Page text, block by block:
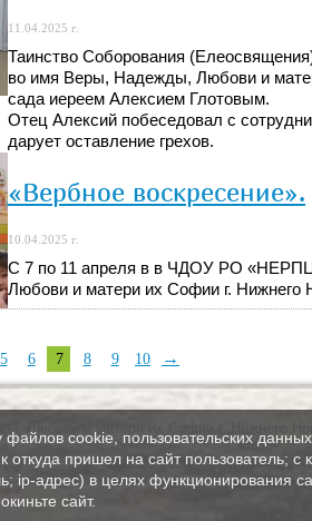
11.04.2025 г.
Таинство Соборования
во имя Веры, Надежды, Любови и
сада иереем Алексием Глотовым.
Отец Алексий побеседовал с
дарует оставление грехов.
«Вербное воскресение».
10.04.2025 г.
С 7 по 11 апреля в в ЧДОУ РО
Любови и матери их Софии г. Нижнего
5 6 7 8 9 10 →
cookie, пользовательских
откуда пришел на сайт пользователь;
ip-адрес) в целях функционирования
сайт.